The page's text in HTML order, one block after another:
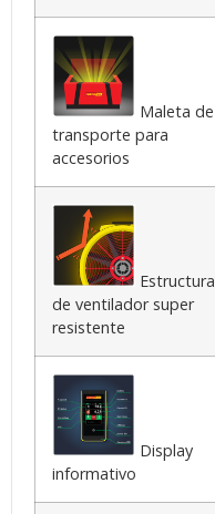
Maleta de
transporte para
accesorios
Estructura
de ventilador super
resistente
Display
informativo